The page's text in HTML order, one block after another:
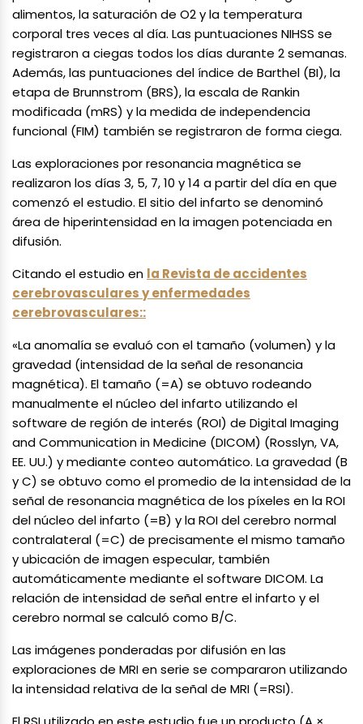
alimentos, la saturación de O2 y la temperatura
corporal tres veces al día. Las puntuaciones NIHSS se
registraron a ciegas todos los días durante 2 semanas.
Además, las puntuaciones del índice de Barthel (BI), la
etapa de Brunnstrom (BRS), la escala de Rankin
modificada (mRS) y la medida de independencia
funcional (FIM) también se registraron de forma ciega.
Las exploraciones por resonancia magnética se
realizaron los días 3, 5, 7, 10 y 14 a partir del día en que
comenzó el estudio. El sitio del infarto se denominó
área de hiperintensidad en la imagen potenciada en
difusión.
Citando el estudio en la Revista de accidentes
cerebrovasculares y enfermedades
cerebrovasculares::
«La anomalía se evaluó con el tamaño (volumen) y la
gravedad (intensidad de la señal de resonancia
magnética). El tamaño (=A) se obtuvo rodeando
manualmente el núcleo del infarto utilizando el
software de región de interés (ROI) de Digital Imaging
and Communication in Medicine (DICOM) (Rosslyn, VA,
EE. UU.) y mediante conteo automático. La gravedad (B
y C) se obtuvo como el promedio de la intensidad de la
señal de resonancia magnética de los píxeles en la ROI
del núcleo del infarto (=B) y la ROI del cerebro normal
contralateral (=C) de precisamente el mismo tamaño
y ubicación de imagen especular, también
automáticamente mediante el software DICOM. La
relación de intensidad de señal entre el infarto y el
cerebro normal se calculó como B/C.
Las imágenes ponderadas por difusión en las
exploraciones de MRI en serie se compararon utilizando
la intensidad relativa de la señal de MRI (=RSI).